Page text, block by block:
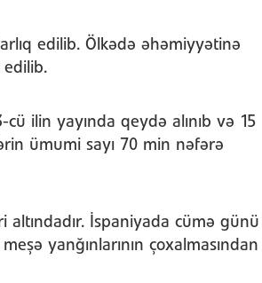
edilib. Ölkədə əhəmiyyətinə
edilib.
ilin yayında qeydə alınıb və 15
ümumi sayı 70 min nəfərə
altındadır. İspaniyada cümə günü
yanğınlarının çoxalmasından